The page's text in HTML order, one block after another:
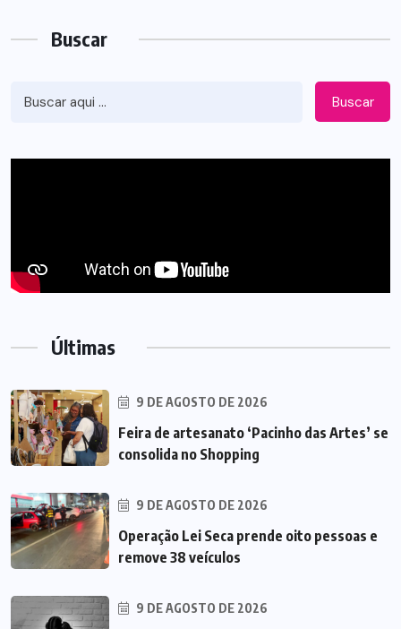
Buscar
Buscar
Últimas
9 DE AGOSTO DE 2026
Feira de artesanato ‘Pacinho das Artes’ se
consolida no Shopping
9 DE AGOSTO DE 2026
Operação Lei Seca prende oito pessoas e
remove 38 veículos
9 DE AGOSTO DE 2026